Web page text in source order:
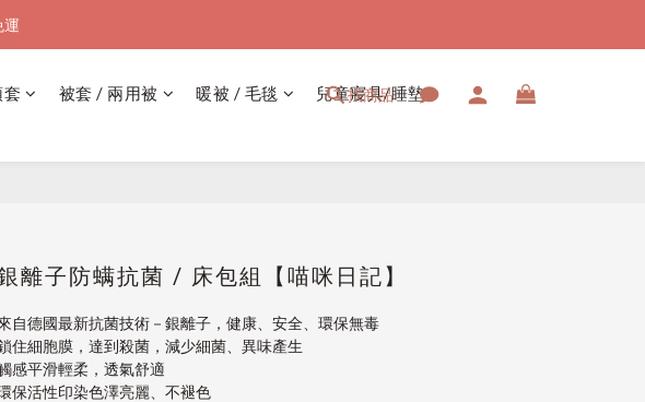
運
找商品
被套 / 兩用被 暖被 / 毛毯 兒童寢具/睡墊
離子防螨抗菌 / 床包組【喵咪日記】
自德國最新抗菌技術－銀離子，健康、安全、環保無毒
住細胞膜，達到殺菌，減少細菌、異味產生
感平滑輕柔，透氣舒適
保活性印染色澤亮麗、不褪色